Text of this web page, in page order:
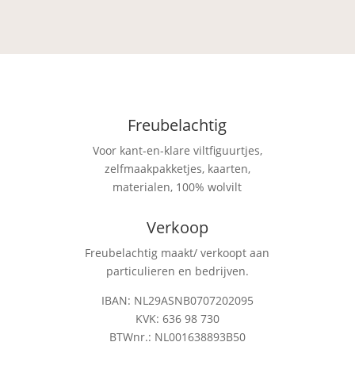
Freubelachtig
Voor kant-en-klare viltfiguurtjes,
zelfmaakpakketjes, kaarten,
materialen, 100% wolvilt
Verkoop
Freubelachtig maakt/ verkoopt aan
particulieren en bedrijven.
IBAN: NL29ASNB0707202095
KVK: 636 98 730
BTWnr.: NL001638893B50